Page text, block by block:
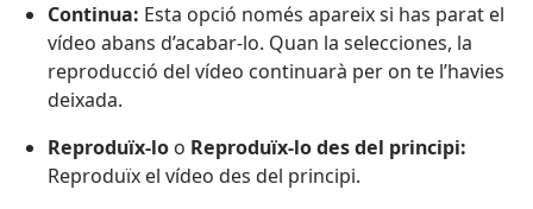
Continua: Esta opció només apareix si has parat el
vídeo abans d’acabar-lo. Quan la selecciones, la
reproducció del vídeo continuarà per on te l’havies
deixada.
Reproduïx-lo o Reproduïx-lo des del principi:
Reproduïx el vídeo des del principi.